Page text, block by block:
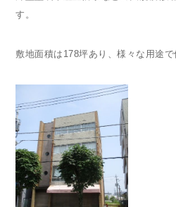
す。
敷地面積は 178坪あり、様々な用途で